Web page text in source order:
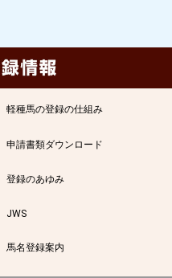
軽種馬の登録の仕組み
申請書類ダウンロード
登録のあゆみ
JWS
馬名登録案内